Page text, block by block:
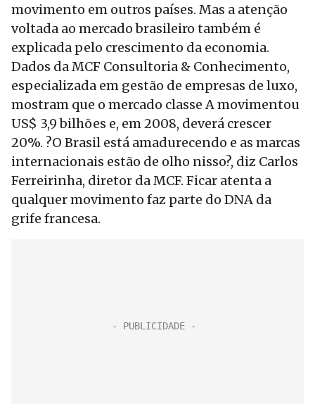
movimento em outros países. Mas a atenção
voltada ao mercado brasileiro também é
explicada pelo crescimento da economia.
Dados da MCF Consultoria & Conhecimento,
especializada em gestão de empresas de luxo,
mostram que o mercado classe A movimentou
US$ 3,9 bilhões e, em 2008, deverá crescer
20%. ?O Brasil está amadurecendo e as marcas
internacionais estão de olho nisso?, diz Carlos
Ferreirinha, diretor da MCF. Ficar atenta a
qualquer movimento faz parte do DNA da
grife francesa.